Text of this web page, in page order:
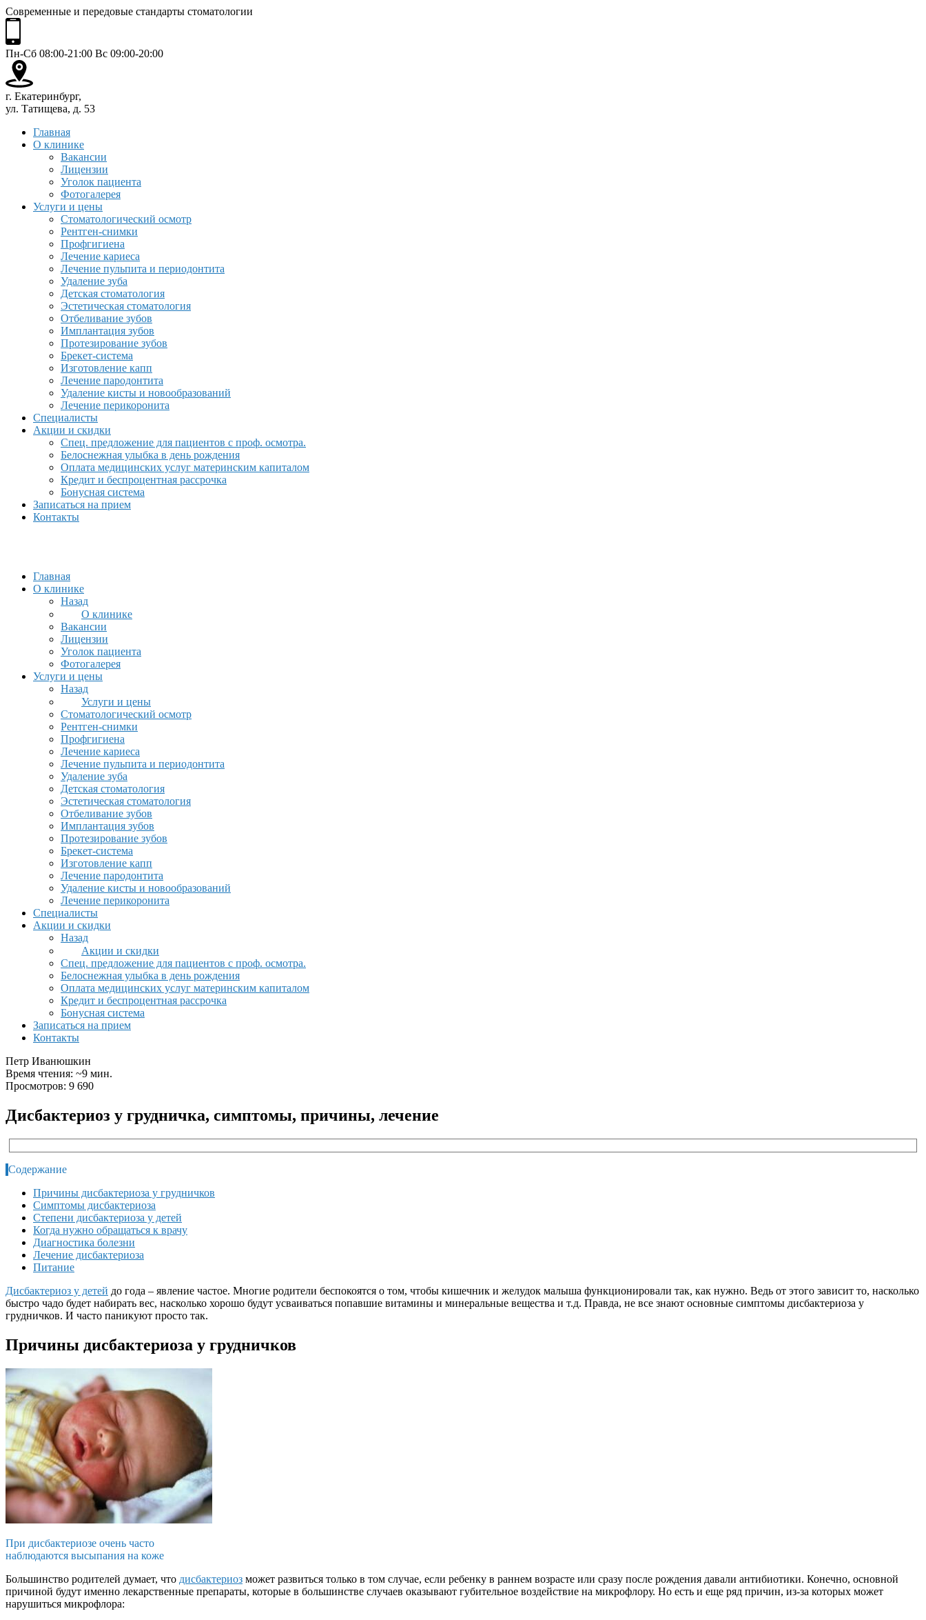
Современные и передовые стандарты стоматологии
Пн-Сб 08:00-21:00 Вс 09:00-20:00
г. Екатеринбург,
ул. Татищева, д. 53
Главная
О клинике
Вакансии
Лицензии
Уголок пациента
Фотогалерея
Услуги и цены
Стоматологический осмотр
Рентген-снимки
Профгигиена
Лечение кариеса
Лечение пульпита и периодонтита
Удаление зуба
Детская стоматология
Эстетическая стоматология
Отбеливание зубов
Имплантация зубов
Протезирование зубов
Брекет-система
Изготовление капп
Лечение пародонтита
Удаление кисты и новообразований
Лечение перикоронита
Специалисты
Акции и скидки
Спец. предложение для пациентов с проф. осмотра.
Белоснежная улыбка в день рождения
Оплата медицинских услуг материнским капиталом
Кредит и беспроцентная рассрочка
Бонусная система
Записаться на прием
Контакты
Главная
О клинике
Назад
О клинике
Вакансии
Лицензии
Уголок пациента
Фотогалерея
Услуги и цены
Назад
Услуги и цены
Стоматологический осмотр
Рентген-снимки
Профгигиена
Лечение кариеса
Лечение пульпита и периодонтита
Удаление зуба
Детская стоматология
Эстетическая стоматология
Отбеливание зубов
Имплантация зубов
Протезирование зубов
Брекет-система
Изготовление капп
Лечение пародонтита
Удаление кисты и новообразований
Лечение перикоронита
Специалисты
Акции и скидки
Назад
Акции и скидки
Спец. предложение для пациентов с проф. осмотра.
Белоснежная улыбка в день рождения
Оплата медицинских услуг материнским капиталом
Кредит и беспроцентная рассрочка
Бонусная система
Записаться на прием
Контакты
Петр Иванюшкин
Время чтения: ~9 мин.
Просмотров: 9 690
Дисбактериоз у грудничка, симптомы, причины, лечение
Содержание
Причины дисбактериоза у грудничков
Симптомы дисбактериоза
Степени дисбактериоза у детей
Когда нужно обращаться к врачу
Диагностика болезни
Лечение дисбактериоза
Питание
Дисбактериоз у детей до года – явление частое. Многие родители беспокоятся о том, чтобы кишечник и желудок малыша функционировали так, как нужно. Ведь от этого зависит то, насколько
быстро чадо будет набирать вес, насколько хорошо будут усваиваться попавшие витамины и минеральные вещества и т.д. Правда, не все знают основные симптомы дисбактериоза у
грудничков. И часто паникуют просто так.
Причины дисбактериоза у грудничков
При дисбактериозе очень часто
наблюдаются высыпания на коже
Большинство родителей думает, что дисбактериоз может развиться только в том случае, если ребенку в раннем возрасте или сразу после рождения давали антибиотики. Конечно, основной
причиной будут именно лекарственные препараты, которые в большинстве случаев оказывают губительное воздействие на микрофлору. Но есть и еще ряд причин, из-за которых может
нарушиться микрофлора: